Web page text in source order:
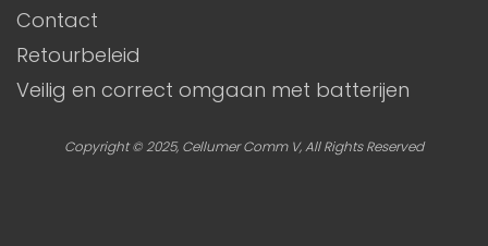
Contact
Retourbeleid
Veilig en correct omgaan met batterijen
Copyright © 2025, Cellumer Comm V, All Rights Reserved